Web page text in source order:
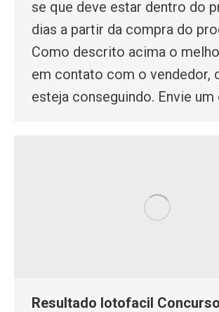
se que deve estar dentro do
dias a partir da compra do
Como descrito acima o
em contato com o vendedor,
esteja conseguindo. Envie
Resultado lotofacil